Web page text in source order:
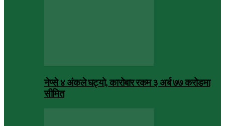
नेप्से ४ अंकले घट्यो, कारोबार रकम ३ अर्ब ७७ करोडमा
सीमित